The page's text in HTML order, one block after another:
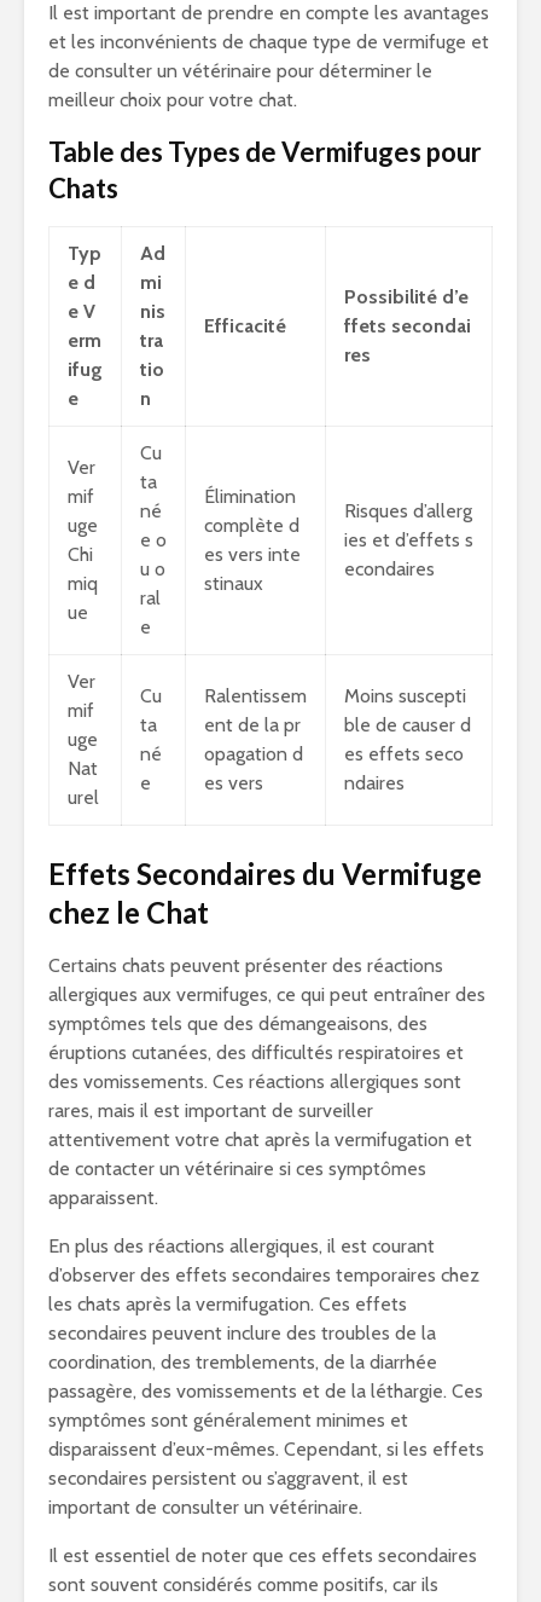
Il est important de prendre en compte les avantages
et les inconvénients de chaque type de vermifuge et
de consulter un vétérinaire pour déterminer le
meilleur choix pour votre chat.
Table des Types de Vermifuges pour
Chats
Typ
e d
e V
erm
ifug
e
Ad
mi
nis
tra
tio
n
Efficacité
Possibilité d’e
ffets secondai
res
Ver
mif
uge
Chi
miq
ue
Cu
ta
né
e o
u o
ral
e
Élimination
complète d
es vers inte
stinaux
Risques d’allerg
ies et d’effets s
econdaires
Ver
mif
uge
Nat
urel
Cu
ta
né
e
Ralentissem
ent de la pr
opagation d
es vers
Moins suscepti
ble de causer d
es effets seco
ndaires
Effets Secondaires du Vermifuge
chez le Chat
Certains chats peuvent présenter des réactions
allergiques aux vermifuges, ce qui peut entraîner des
symptômes tels que des démangeaisons, des
éruptions cutanées, des difficultés respiratoires et
des vomissements. Ces réactions allergiques sont
rares, mais il est important de surveiller
attentivement votre chat après la vermifugation et
de contacter un vétérinaire si ces symptômes
apparaissent.
En plus des réactions allergiques, il est courant
d’observer des effets secondaires temporaires chez
les chats après la vermifugation. Ces effets
secondaires peuvent inclure des troubles de la
coordination, des tremblements, de la diarrhée
passagère, des vomissements et de la léthargie. Ces
symptômes sont généralement minimes et
disparaissent d’eux-mêmes. Cependant, si les effets
secondaires persistent ou s’aggravent, il est
important de consulter un vétérinaire.
Il est essentiel de noter que ces effets secondaires
sont souvent considérés comme positifs, car ils